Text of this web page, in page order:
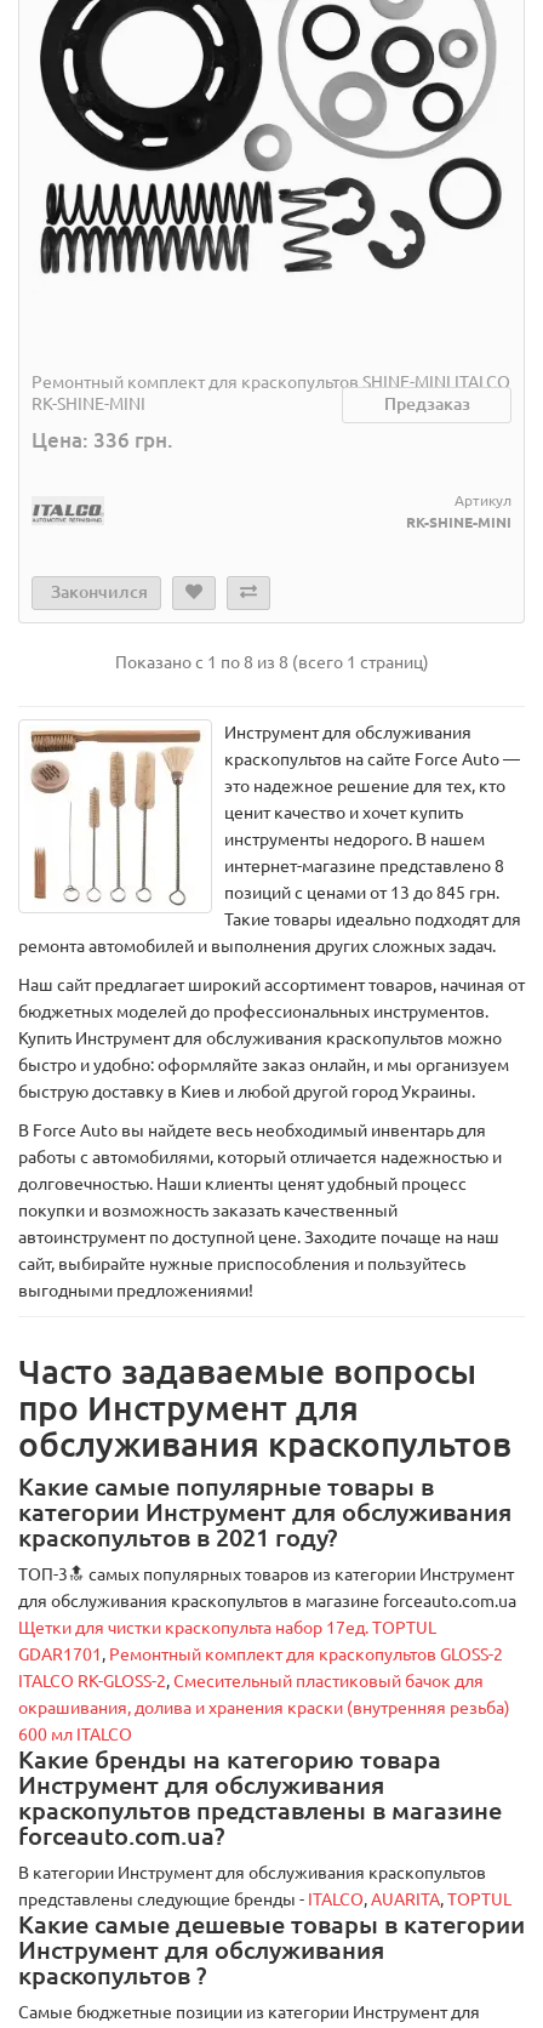
Ремонтный комплект для краскопультов SHINE-MINI ITALCO
RK-SHINE-MINI
Предзаказ
Цена: 336 грн.
Артикул
RK-SHINE-MINI
Закончился
Показано с 1 по 8 из 8 (всего 1 страниц)
Инструмент для обслуживания
краскопультов на сайте Force Auto —
это надежное решение для тех, кто
ценит качество и хочет купить
инструменты недорого. В нашем
интернет-магазине представлено 8
позиций с ценами от 13 до 845 грн.
Такие товары идеально подходят для
ремонта автомобилей и выполнения других сложных задач.
Наш сайт предлагает широкий ассортимент товаров, начиная от
бюджетных моделей до профессиональных инструментов.
Купить Инструмент для обслуживания краскопультов можно
быстро и удобно: оформляйте заказ онлайн, и мы организуем
быструю доставку в Киев и любой другой город Украины.
В Force Auto вы найдете весь необходимый инвентарь для
работы с автомобилями, который отличается надежностью и
долговечностью. Наши клиенты ценят удобный процесс
покупки и возможность заказать качественный
автоинструмент по доступной цене. Заходите почаще на наш
сайт, выбирайте нужные приспособления и пользуйтесь
выгодными предложениями!
Часто задаваемые вопросы
про Инструмент для
обслуживания краскопультов
Какие самые популярные товары в
категории Инструмент для обслуживания
краскопультов в 2021 году?
ТОП-3🔝 самых популярных товаров из категории Инструмент
для обслуживания краскопультов в магазине forceauto.com.ua
Щетки для чистки краскопульта набор 17ед. TOPTUL
GDAR1701, Ремонтный комплект для краскопультов GLOSS-2
ITALCO RK-GLOSS-2,Смесительный пластиковый бачок для
окрашивания, долива и хранения краски (внутренняя резьба)
600 мл ITALCO
Какие бренды на категорию товара
Инструмент для обслуживания
краскопультов представлены в магазине
forceauto.com.ua?
В категории Инструмент для обслуживания краскопультов
представлены следующие бренды - ITALCO,AUARITA,TOPTUL
Какие самые дешевые товары в категории
Инструмент для обслуживания
краскопультов ?
Самые бюджетные позиции из категории Инструмент для